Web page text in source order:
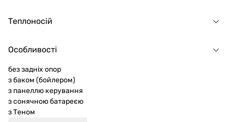
Теплоносій
Особливості
без задніх опор
з баком (бойлером)
з панеллю керування
з сонячною батареєю
з Теном